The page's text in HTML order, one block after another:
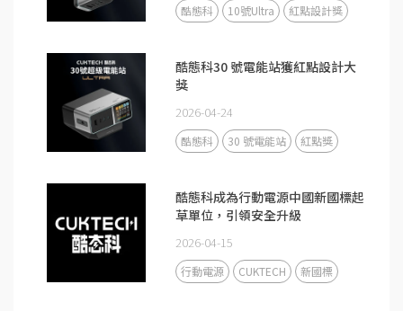
酷態科 10號Ultra 紅點設計獎
酷態科30 號電能站獲紅點設計大
獎
2026-04-24
酷態科 30 號電能站 紅點獎
酷態科成為行動電源中國新國標起
草單位，引領安全升級
2026-04-15
行動電源 CUKTECH 新國標